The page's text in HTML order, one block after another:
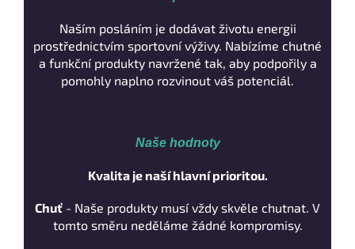
Naším posláním je dodávat životu energii
prostřednictvím sportovní výživy. Nabízíme chutné
a funkční produkty navržené tak, aby podpořily a
pomohly naplno rozvinout váš potenciál.
Naše hodnoty
Kvalita je naší hlavní prioritou.
Chuť - Naše produkty musí vždy skvěle chutnat. V
tomto směru neděláme žádné kompromisy.